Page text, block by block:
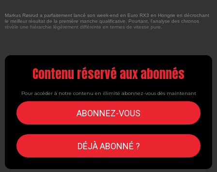
Markus Røsrud a parfaitement lancé son week-end en Euro RX3 en Hongrie en décrochant
le meilleur résultat de la première manche qualificative. Pourtant, l'analyse des chronos
révèle une hiérarchie légèrement différente en termes de vitesse pure.
Contenu réservé aux abonnés
Pour accéder à notre contenu en illimité abonnez-vous dès maintenant
ABONNEZ-VOUS
DÉJÀ ABONNÉ ?